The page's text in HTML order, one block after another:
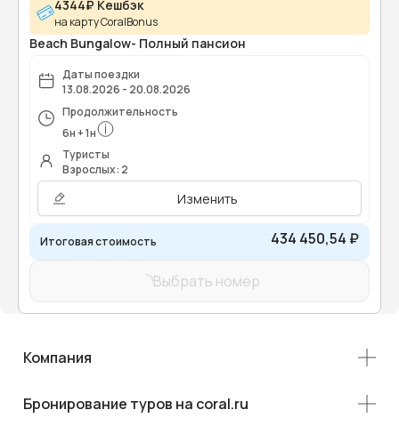
4344₽ Кешбэк
на карту CoralBonus
Beach Bungalow- Полный пансион
Даты поездки
13.08.2026 - 20.08.2026
Продолжительность
6н +1н
Туристы
Взрослых: 2
Изменить
Итоговая стоимость 434 450,54 ₽
Выбрать номер
Компания
Бронирование туров на coral.ru